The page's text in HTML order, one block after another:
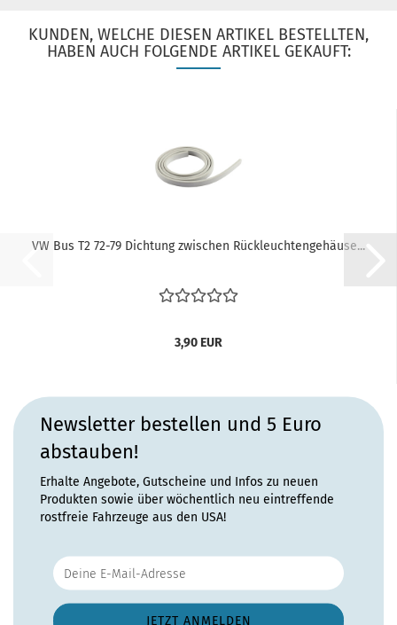
KUNDEN, WELCHE DIESEN ARTIKEL BESTELLTEN,
HABEN AUCH FOLGENDE ARTIKEL GEKAUFT:
VW Bus T2 72-79 Dichtung zwischen Rückleuchtengehäuse...
3,90 EUR
Newsletter bestellen und 5 Euro
abstauben!
Erhalte Angebote, Gutscheine und Infos zu neuen
Produkten sowie über wöchentlich neu eintreffende
rostfreie Fahrzeuge aus den USA!